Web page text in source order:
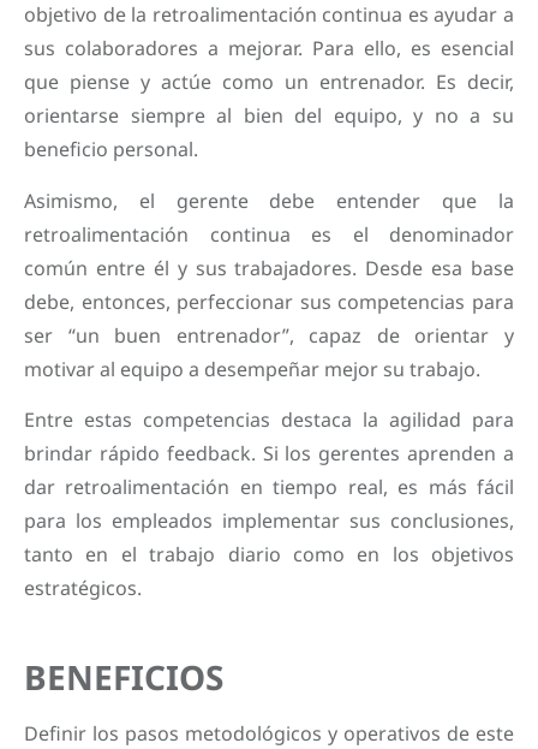
objetivo de la retroalimentación continua es ayudar a
sus colaboradores a mejorar. Para ello, es esencial
que piense y actúe como un entrenador. Es decir,
orientarse siempre al bien del equipo, y no a su
beneficio personal.
Asimismo, el gerente debe entender que la
retroalimentación continua es el denominador
común entre él y sus trabajadores. Desde esa base
debe, entonces, perfeccionar sus competencias para
ser “un buen entrenador”, capaz de orientar y
motivar al equipo a desempeñar mejor su trabajo.
Entre estas competencias destaca la agilidad para
brindar rápido feedback. Si los gerentes aprenden a
dar retroalimentación en tiempo real, es más fácil
para los empleados implementar sus conclusiones,
tanto en el trabajo diario como en los objetivos
estratégicos.
BENEFICIOS
Definir los pasos metodológicos y operativos de este